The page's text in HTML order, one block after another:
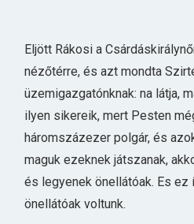
Eljött Rákosi a
nézőtérre, és azt mondta
üzemigazgatónknak: na látja,
ilyen sikereik, mert Pesten
háromszázezer polgár, és
maguk ezeknek játszanak,
és legyenek önellátóak. Es
önellátóak voltunk.